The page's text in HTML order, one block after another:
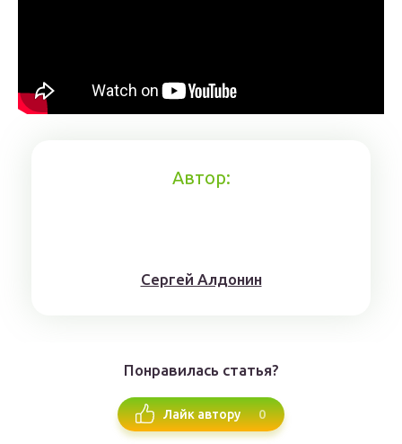
Автор:
Сергей Алдонин
Понравилась статья?
Лайк автору 0